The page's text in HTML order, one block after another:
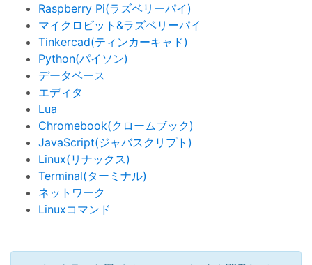
Raspberry Pi(ラズベリーパイ)
マイクロビット&ラズベリーパイ
Tinkercad(ティンカーキャド)
Python(パイソン)
データベース
エディタ
Lua
Chromebook(クロームブック)
JavaScript(ジャバスクリプト)
Linux(リナックス)
Terminal(ターミナル)
ネットワーク
Linuxコマンド